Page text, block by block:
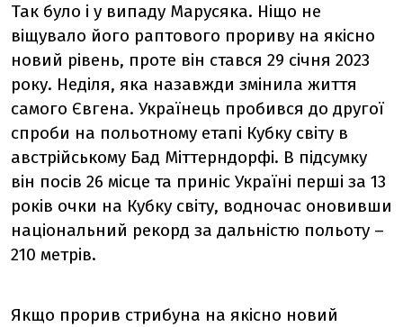
Так було і у випаду Марусяка. Ніщо не
віщувало його раптового прориву на якісно
новий рівень, проте він стався 29 січня 2023
року. Неділя, яка назавжди змінила життя
самого Євгена. Українець пробився до другої
спроби на польотному етапі Кубку світу в
австрійському Бад Міттерндорфі. В підсумку
він посів 26 місце та приніс Україні перші за 13
років очки на Кубку світу, водночас оновивши
національний рекорд за дальністю польоту –
210 метрів.
Якщо прорив стрибуна на якісно новий